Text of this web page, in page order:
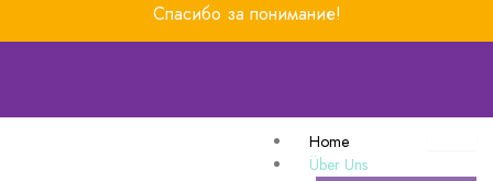
Спасибо за понимание!
Home
Über Uns